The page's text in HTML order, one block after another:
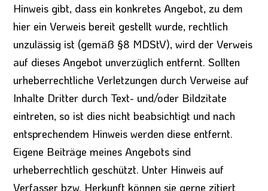
Hinweis gibt, dass ein konkretes Angebot, zu dem
hier ein Verweis bereit gestellt wurde, rechtlich
unzulässig ist (gemäß §8 MDStV), wird der Verweis
auf dieses Angebot unverzüglich entfernt. Sollten
urheberrechtliche Verletzungen durch Verweise auf
Inhalte Dritter durch Text- und/oder Bildzitate
eintreten, so ist dies nicht beabsichtigt und nach
entsprechendem Hinweis werden diese entfernt.
Eigene Beiträge meines Angebots sind
urheberrechtlich geschützt. Unter Hinweis auf
Verfasser bzw. Herkunft können sie gerne zitiert